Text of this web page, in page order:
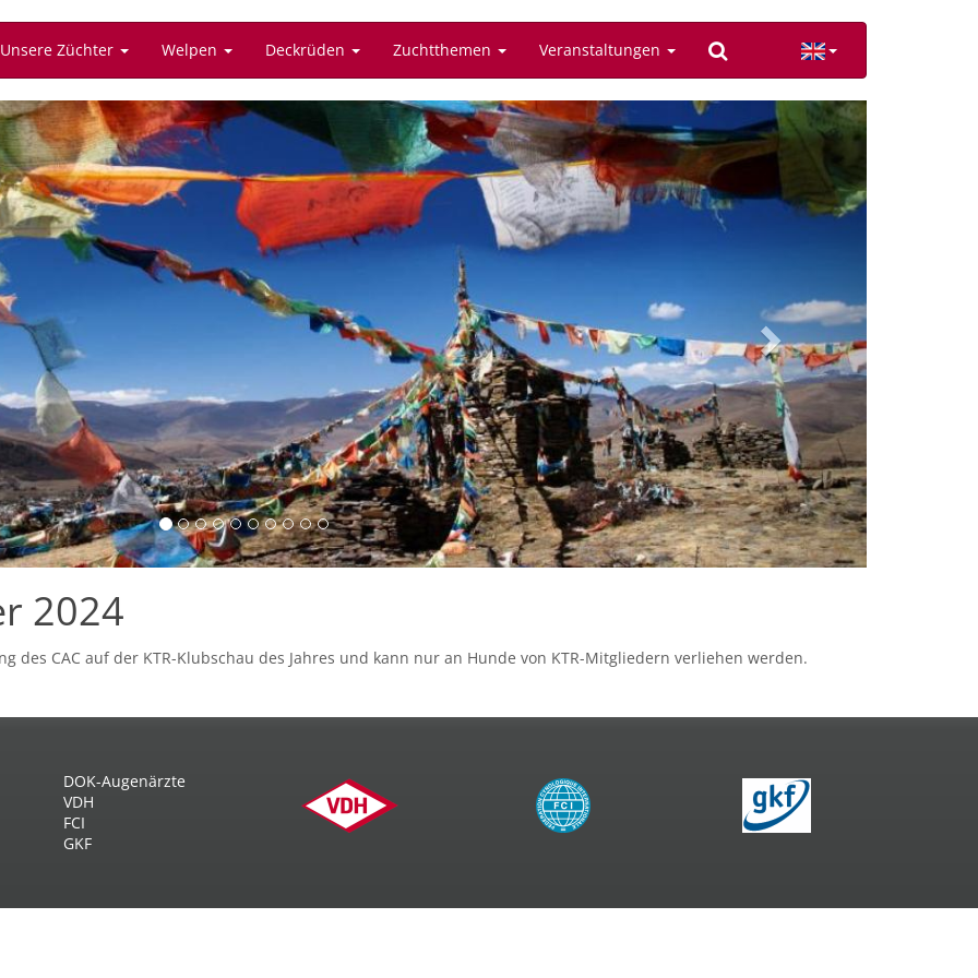
Unsere Züchter Welpen Deckrüden Zuchtthemen Veranstaltungen
Next
2024
des CAC auf der KTR-Klubschau des Jahres und kann nur an Hunde von KTR-Mitgliedern verliehen werden.
DOK-Augenärzte
VDH
FCI
GKF